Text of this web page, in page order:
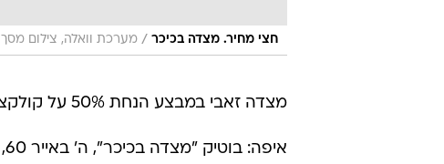
חצי מחיר. מצדה בכיכר / מערכת וואלה, צילום מסך
מצדה זאבי במבצע הנחת 50% על קולקציית החורף.
איפה: בוטיק "מצדה בכיכר", ה' באייר 60, כיכר המדינה, תל אביב, טלפון: 077-2033665